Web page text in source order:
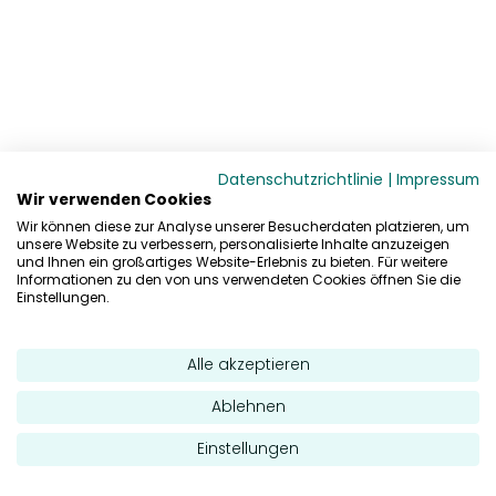
Datenschutzrichtlinie | Impressum
Wir verwenden Cookies
Wir können diese zur Analyse unserer Besucherdaten platzieren, um
unsere Website zu verbessern, personalisierte Inhalte anzuzeigen
und Ihnen ein großartiges Website-Erlebnis zu bieten. Für weitere
Informationen zu den von uns verwendeten Cookies öffnen Sie die
Einstellungen.
Alle akzeptieren
Ablehnen
Einstellungen